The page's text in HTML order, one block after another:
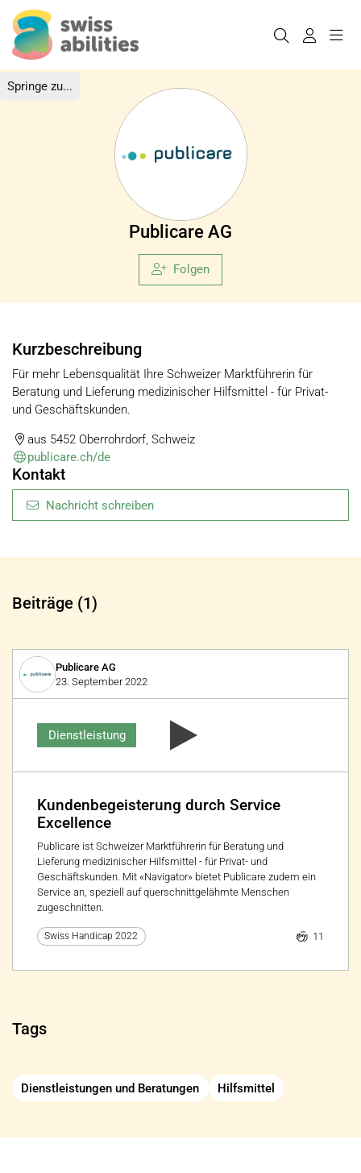
Springe zu...
Publicare AG
Folgen
Kurzbeschreibung
Für mehr Lebensqualität Ihre Schweizer Marktführerin für
Beratung und Lieferung medizinischer Hilfsmittel - für Privat-
und Geschäftskunden.
aus 5452 Oberrohrdorf, Schweiz
publicare.ch/de
Kontakt
Nachricht schreiben
Beiträge (1)
Publicare AG
23. September 2022
Dienstleistung
Kundenbegeisterung durch Service
Excellence
Publicare ist Schweizer Marktführerin für Beratung und
Lieferung medizinischer Hilfsmittel - für Privat- und
Geschäftskunden. Mit «Navigator» bietet Publicare zudem ein
Service an, speziell auf querschnittgelähmte Menschen
zugeschnitten.
Swiss Handicap 2022 11
Tags
Dienstleistungen und Beratungen Hilfsmittel